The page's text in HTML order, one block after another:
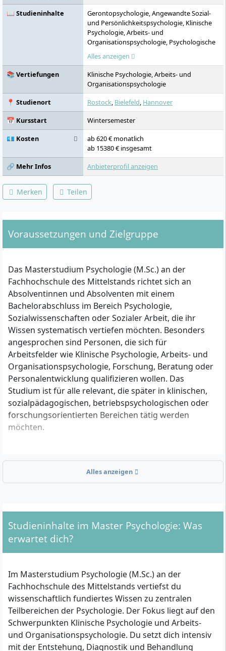
📖 Studieninhalte
Gerontopsychologie, Angewandte Sozial-
und Persönlichkeitspsychologie, Klinische
Psychologie, Arbeits- und
Organisationspsychologie, Psychologische
Diagnostik, Multivariate Analysemethoden,
Grundlagen der Evaluationsforschung,
Projektarbeit / Forschungspraktikum,
Projektmodul: Empirisches Projekt und
Publizieren, Psychotherapeutische
Interventionen
Alles anzeigen
📚 Vertiefungen
Klinische Psychologie, Arbeits- und
Organisationspsychologie
📍 Studienort
Rostock, Bielefeld, Hannover
📅 Kursstart
Wintersemester
💶 Kosten
ab 620 € monatlich
ab 15380 € insgesamt
🔗 Mehr Infos
Anbieterprofil anzeigen
Merken Teilen
Voraussetzungen und Zielgruppe
Das Masterstudium Psychologie (M.Sc.) an der
Fachhochschule des Mittelstands richtet sich an
Absolventinnen und Absolventen mit einem
Bachelorabschluss im Bereich Psychologie,
Sozialwissenschaften oder Sozialer Arbeit, die ihr
Wissen systematisch vertiefen möchten. Besonders
angesprochen sind Personen, die sich für
Arbeitsfelder wie Klinische Psychologie, Arbeits- und
Organisationspsychologie, Forschung, Beratung oder
Personalentwicklung qualifizieren wollen. Das
Studium ist für alle relevant, die später in klinischen,
sozialpädagogischen, betriebspsychologischen oder
forschungsorientierten Bereichen tätig werden
möchten.
Welche Zugangsvoraussetzungen gelten?
Um zum Master Psychologie zugelassen zu werden,
psychologischen oder sozialwissenschaftlichen
Studiengang, im Bereich Soziale Arbeit oder einen
vergleichbaren akademischen Abschluss (z. B.
Hast du keinen Bachelor in Psychologie, musst du
innerhalb deines Erststudiums mindestens
folgende Leistungen nachweisen:
Mindestens 6 ECTS-Punkte im Bereich Klinische
Psychologie
Mindestens 6 ECTS-Punkte in Statistik
Alles anzeigen
Studieninhalte im Master Psychologie: Was
erwartet dich?
Im Masterstudium Psychologie (M.Sc.) an der
Fachhochschule des Mittelstands vertiefst du
wissenschaftlich fundiertes Wissen zu zentralen
Teilbereichen der Psychologie. Der Fokus liegt auf den
Schwerpunkten Klinische Psychologie und Arbeits-
und Organisationspsychologie. Du setzt dich intensiv
mit der Entstehung, Diagnostik und Behandlung